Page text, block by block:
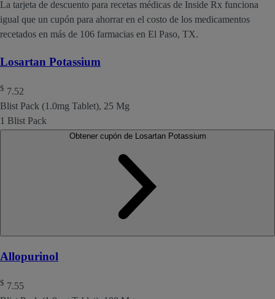
La tarjeta de descuento para recetas médicas de Inside Rx funciona
igual que un cupón para ahorrar en el costo de los medicamentos
recetados en más de 106 farmacias en El Paso, TX.
Losartan Potassium
$ 7.52
Blist Pack (1.0mg Tablet), 25 Mg
1 Blist Pack
Allopurinol
$ 7.55